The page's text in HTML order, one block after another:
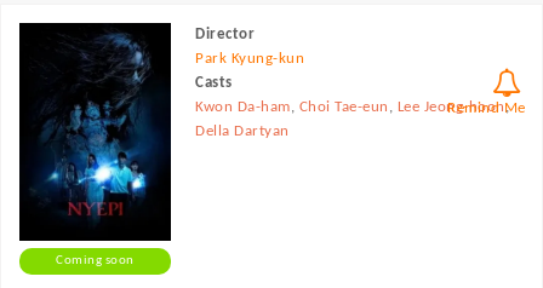
Coming soon
Director
Park Kyung-kun
Casts
Kwon Da-ham, Choi Tae-eun , Lee Jeong-hoon,
Della Dartyan
Remind Me